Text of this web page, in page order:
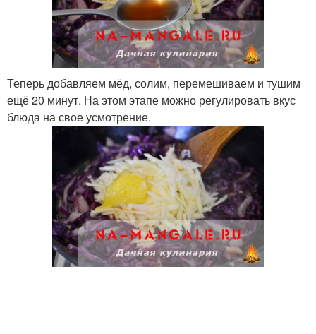
Теперь добавляем мёд, солим, перемешиваем и тушим
ещё 20 минут. На этом этапе можно регулировать вкус
блюда на свое усмотрение.